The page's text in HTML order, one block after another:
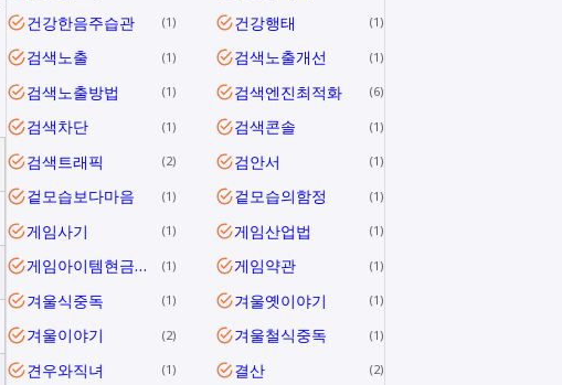
건강한음주습관 1 건강행태 1
검색노출 1 검색노출개선 1
검색노출방법 1 검색엔진최적화 6
검색차단 1 검색콘솔 1
검색트래픽 2 검안서 1
겉모습보다마음 1 겉모습의함정 1
게임사기 1 게임산업법 1
게임아이템현금거래 1 게임약관 1
겨울식중독 1 겨울옛이야기 1
겨울이야기 2 겨울철식중독 1
견우와직녀 1 결산 2